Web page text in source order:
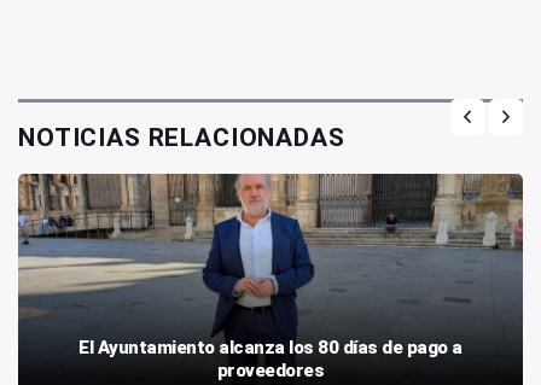
NOTICIAS RELACIONADAS
El Ayuntamiento alcanza los 80 días de pago a
proveedores